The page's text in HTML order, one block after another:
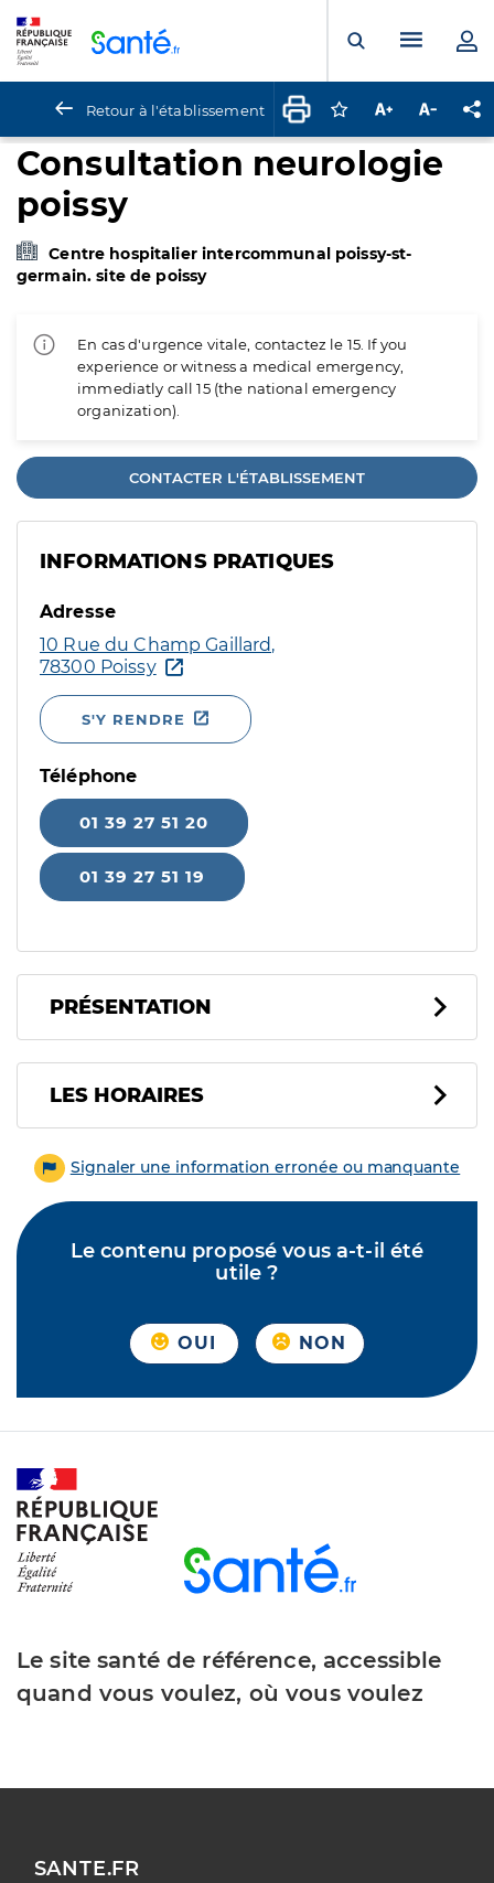
Ouvrir laMenu
Retour à l'établissement Connectez-vous
Augmenter la
Consultation neurologie
poissy
Centre hospitalier intercommunal poissy-st-
germain. site de poissy
En cas d'urgence vitale, contactez le 15. If you
experience or witness a medical emergency,
immediatly call 15 (the national emergency
organization).
CONTACTER L'ÉTABLISSEMENT
INFORMATIONS PRATIQUES
Adresse
10 Rue du Champ Gaillard,
78300 Poissy
S'Y RENDRE
Téléphone
01 39 27 51 20
01 39 27 51 19
PRÉSENTATION
LES HORAIRES
Signaler une information erronée ou manquante
Le contenu proposé vous a-t-il été
utile ?
OUI NON
Le site santé de référence, accessible
quand vous voulez, où vous voulez
SANTE.FR